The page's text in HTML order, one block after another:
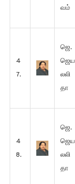
வம்
4
7.
ஜெ.
ஜெய
லலி
தா
4
8.
ஜெ.
ஜெய
லலி
தா